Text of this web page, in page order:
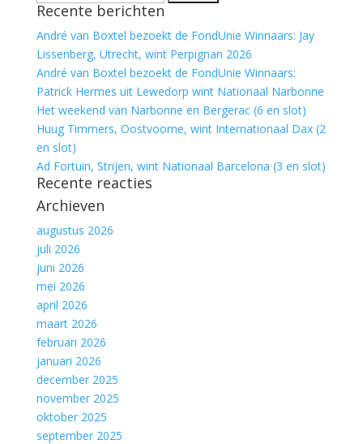
naar:
Recente berichten
André van Boxtel bezoekt de FondUnie Winnaars: Jay
Lissenberg, Utrecht, wint Perpignan 2026
André van Boxtel bezoekt de FondUnie Winnaars:
Patrick Hermes uit Lewedorp wint Nationaal Narbonne
Het weekend van Narbonne en Bergerac (6 en slot)
Huug Timmers, Oostvoorne, wint Internationaal Dax (2
en slot)
Ad Fortuin, Strijen, wint Nationaal Barcelona (3 en slot)
Recente reacties
Archieven
augustus 2026
juli 2026
juni 2026
mei 2026
april 2026
maart 2026
februari 2026
januari 2026
december 2025
november 2025
oktober 2025
september 2025